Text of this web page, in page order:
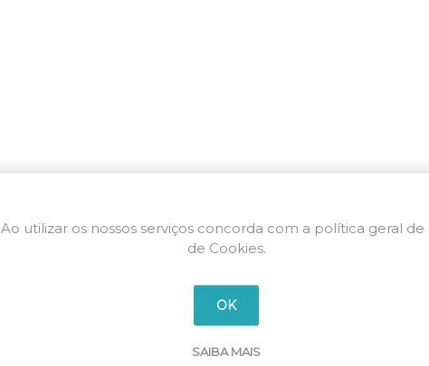
Ao utilizar os nossos serviços concorda com a política geral de
de Cookies.
OK
SAIBA MAIS